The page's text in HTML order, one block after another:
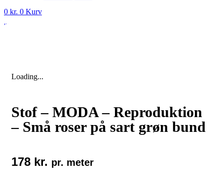
0 kr. 0 Kurv
Loading...
Stof – MODA – Reproduktion
– Små roser på sart grøn bund
178 kr. pr. meter